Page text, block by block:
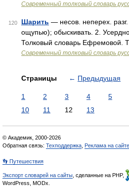
Современный толковый словарь
120 Шарить — несов. неперех.
ощупью); обыскивать. 2. Усердно
Толковый словарь Ефремовой.
Современный толковый словарь
Страницы ← Предыдущая
1 2 3 4 5
10
11 12 13
© Академик, 2000-2026
Обратная связь: Техподдержка Реклама на сайте
👣 Путешествия
Экспорт словарей на сайты , сделанные на PHP,
WordPress, MODx.